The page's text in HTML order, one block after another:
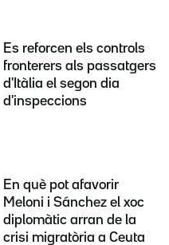
Es reforcen els controls
fronterers als passatgers
d'Itàlia el segon dia
d'inspeccions
En què pot afavorir
Meloni i Sánchez el xoc
diplomàtic arran de la
crisi migratòria a Ceuta